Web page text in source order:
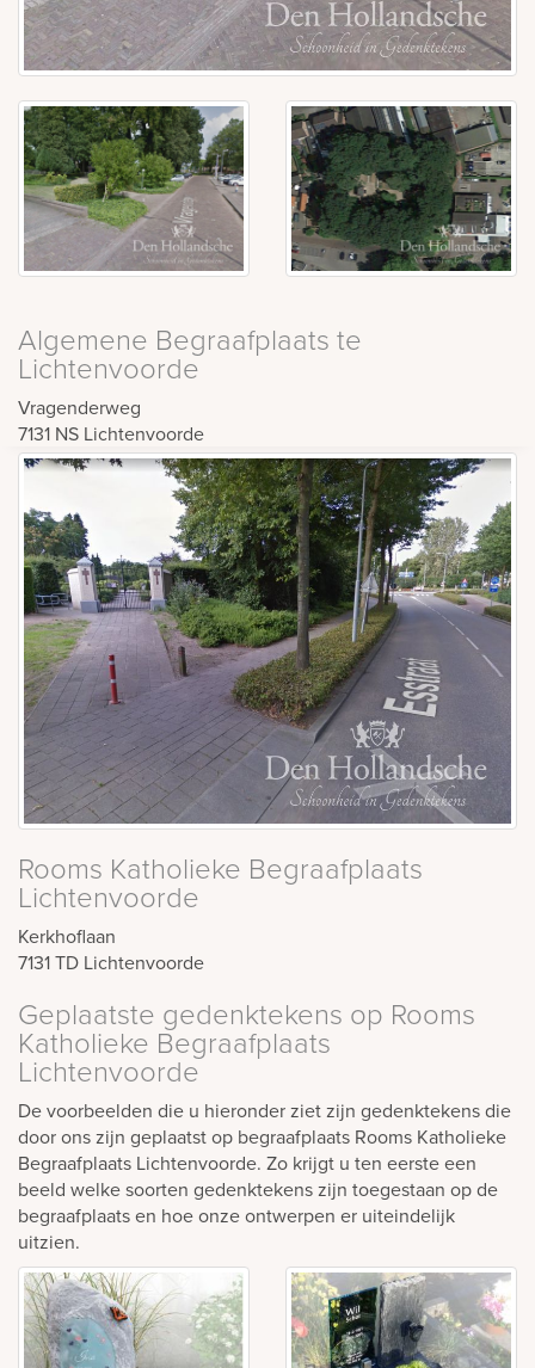
Algemene Begraafplaats te
Lichtenvoorde
Vragenderweg
7131 NS Lichtenvoorde
Rooms Katholieke Begraafplaats
Lichtenvoorde
Kerkhoflaan
7131 TD Lichtenvoorde
Geplaatste gedenktekens op Rooms
Katholieke Begraafplaats
Lichtenvoorde
De voorbeelden die u hieronder ziet zijn gedenktekens die
door ons zijn geplaatst op begraafplaats Rooms Katholieke
Begraafplaats Lichtenvoorde. Zo krijgt u ten eerste een
beeld welke soorten gedenktekens zijn toegestaan op de
begraafplaats en hoe onze ontwerpen er uiteindelijk
uitzien.